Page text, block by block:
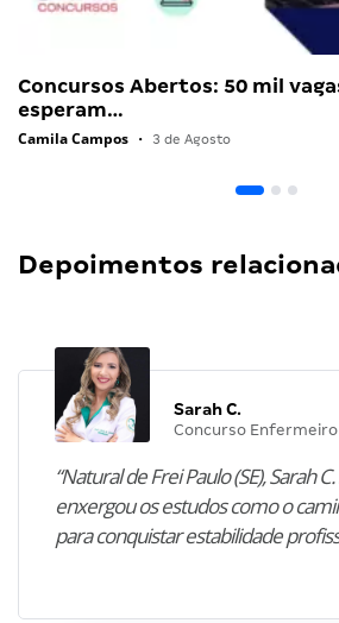
Concursos Abertos: 50 mil
esperam…
Camila Campos • 3 de Agosto
Depoimentos
Sarah C.
Concurso Enfermeiro
“Natural de Frei Paulo (SE), Sarah
enxergou os estudos como o
para conquistar estabilidade